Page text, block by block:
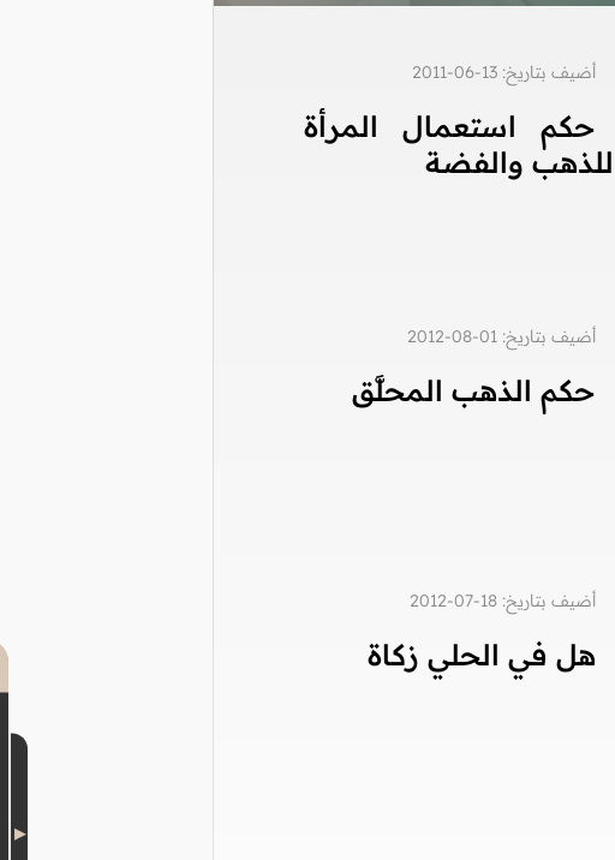
أضيف بتاريخ: 13-06-2011
حكم استعمال المرأة
للذهب والفضة
أضيف بتاريخ: 01-08-2012
حكم الذهب المحلَّق
أضيف بتاريخ: 18-07-2012
هل في الحلي زكاة